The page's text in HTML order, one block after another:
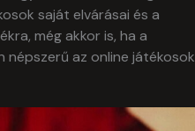
saját elvárásai és a
még akkor is, ha a
népszerű az online játékosok